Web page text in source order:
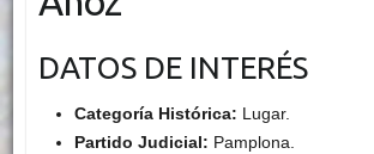
DATOS DE INTERÉS
Categoría Histórica: Lugar.
Partido Judicial: Pamplona.